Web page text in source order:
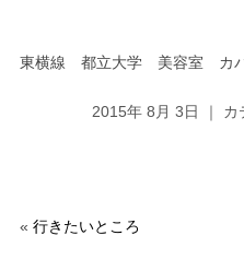
東横線 都立大学 美容室 カ
2015年 8月 3日 ｜ カ
« 行きたいところ